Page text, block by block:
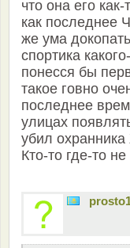
что она его
как последнее
же ума
спортика
понесся бы
такое говно
последнее
улицах
убил
Кто-то где-то не